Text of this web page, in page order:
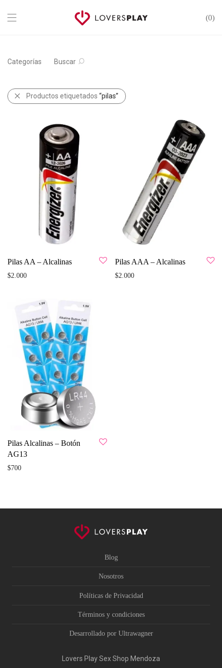
0
Categorías Buscar
Productos etiquetados “pilas”
Pilas AA – Alcalinas
$2.000
Pilas AAA – Alcalinas
$2.000
Pilas Alcalinas – Botón
AG13
$700
Blog
Nosotros
Políticas de Privacidad
Términos y condiciones
Desarrollado por Ultrawagner
Lovers Play Sex Shop Mendoza